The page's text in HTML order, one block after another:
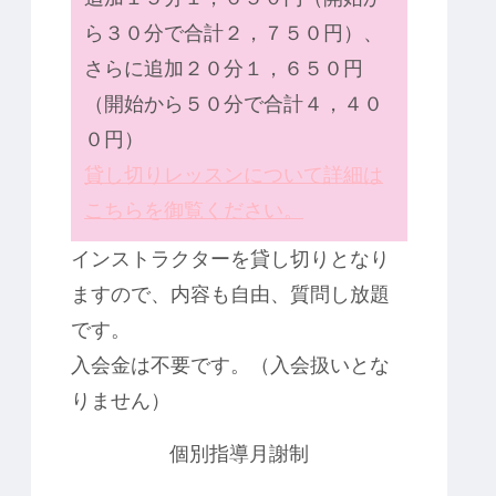
ら３０分で合計２，７５０円）、
さらに追加２０分１，６５０円
（開始から５０分で合計４，４０
０円）
貸し切りレッスンについて詳細は
こちらを御覧ください。
インストラクターを貸し切りとなり
ますので、内容も自由、質問し放題
です。
入会金は不要です。（入会扱いとな
りません）
個別指導月謝制